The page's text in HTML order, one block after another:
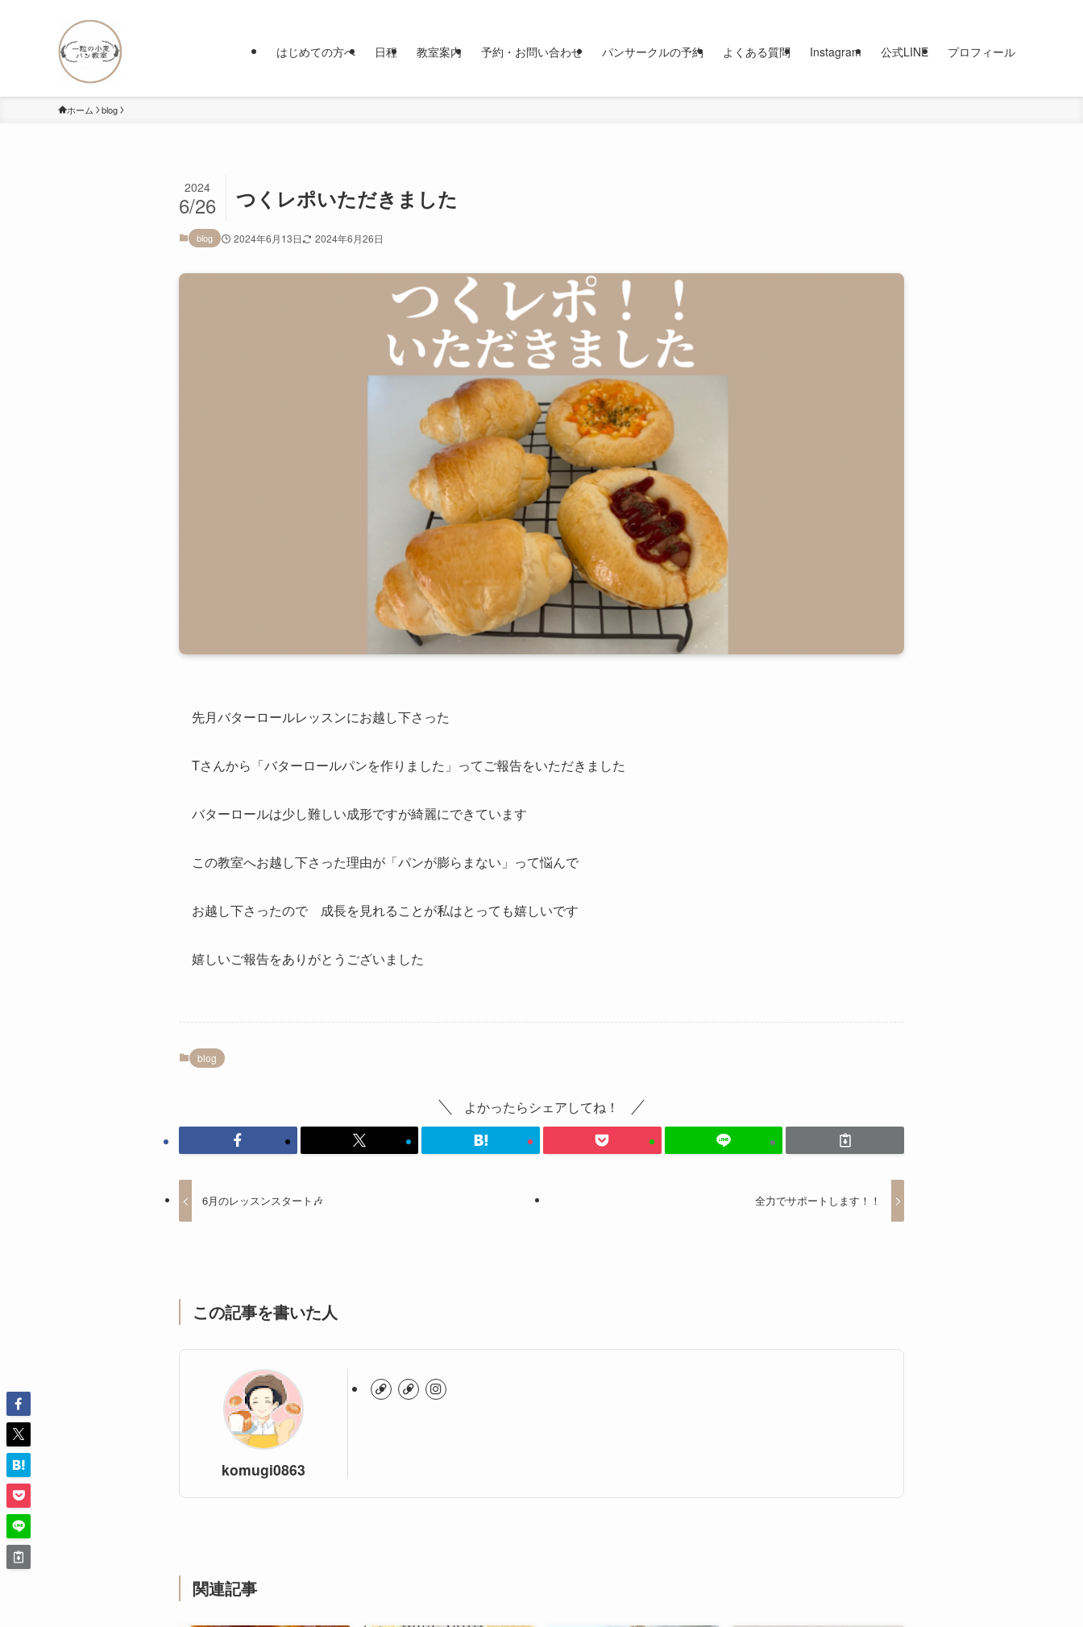
はじめての方へ 日程 教室案内 予約・お問い合わせ パンサークルの予約 よくある質問 Instagram 公式LINE プロフィール
ホーム blog
つくレポいただきました
2024
6/26
blog 2024年6月13日 2024年6月26日
先月バターロールレッスンにお越し下さった
Tさんから「バターロールパンを作りました」ってご報告をいただきました
バターロールは少し難しい成形ですが綺麗にできています
この教室へお越し下さった理由が「パンが膨らまない」って悩んで
お越し下さったので 成長を見れることが私はとっても嬉しいです
嬉しいご報告をありがとうございました
blog
よかったらシェアしてね！
6月のレッスンスタート🎶 全力でサポートします！！
この記事を書いた人
komugi0863
関連記事